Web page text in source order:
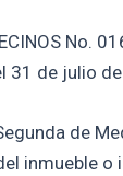
No.
31 de julio
de
inmueble o